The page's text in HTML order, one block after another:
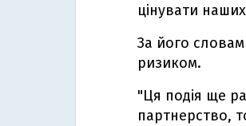
цінувати
За його
ризиком.
"Ця подія ще
партнерство,